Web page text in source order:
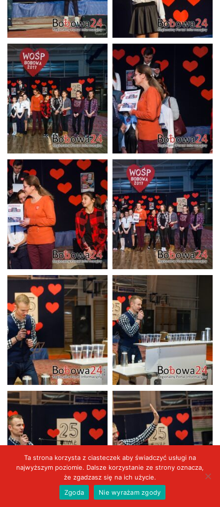
VIDEO Wydarzenia
Ta strona korzysta z ciasteczek aby świadczyć usługi na
najwyższym poziomie. Dalsze korzystanie ze strony oznacza,
że zgadzasz się na ich użycie.
Zgoda
Nie wyrażam zgody